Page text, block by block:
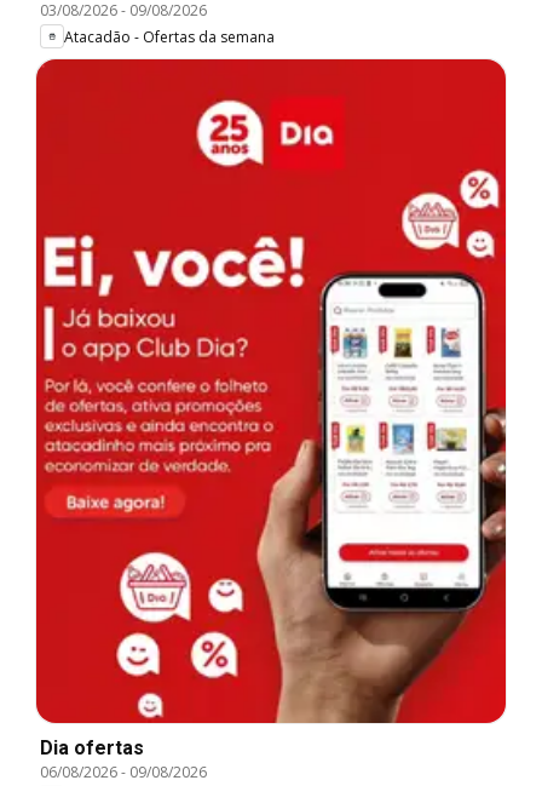
03/08/2026- 09/08/2026
Atacadão - Ofertas da semana
Dia ofertas
06/08/2026- 09/08/2026